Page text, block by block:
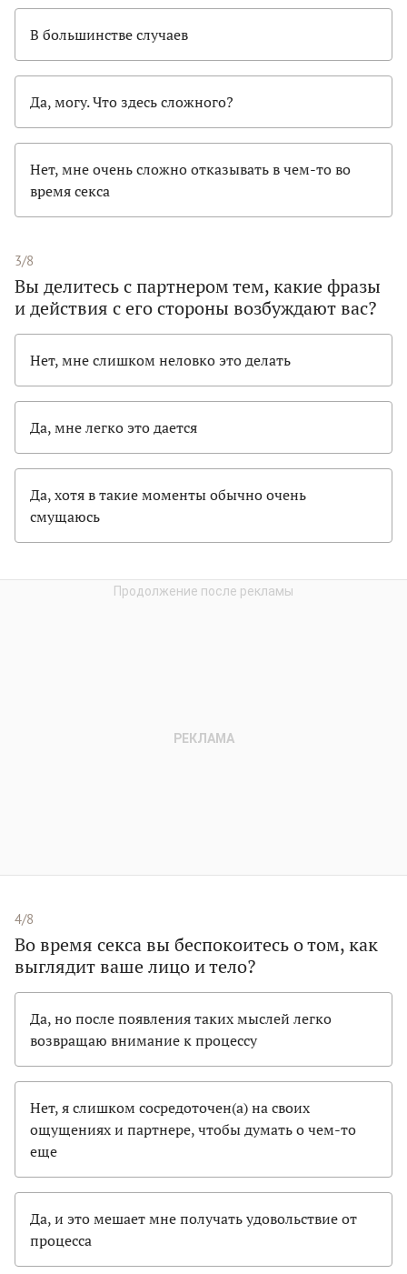
В большинстве случаев
Да, могу. Что здесь сложного?
Нет, мне очень сложно отказывать в чем-то во
время секса
3/8
Вы делитесь с партнером тем, какие фразы
и действия с его стороны возбуждают вас?
Нет, мне слишком неловко это делать
Да, мне легко это дается
Да, хотя в такие моменты обычно очень
смущаюсь
4/8
Во время секса вы беспокоитесь о том, как
выглядит ваше лицо и тело?
Да, но после появления таких мыслей легко
возвращаю внимание к процессу
Нет, я слишком сосредоточен(а) на своих
ощущениях и партнере, чтобы думать о чем-то
еще
Да, и это мешает мне получать удовольствие от
процесса